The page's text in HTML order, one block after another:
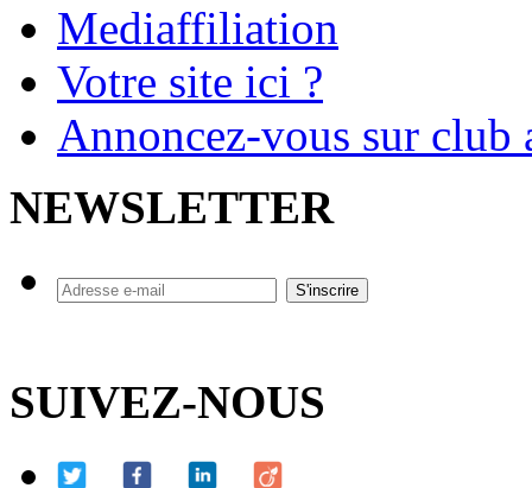
Mediaffiliation
Votre site ici ?
Annoncez-vous sur
NEWSLETTER
SUIVEZ-NOUS